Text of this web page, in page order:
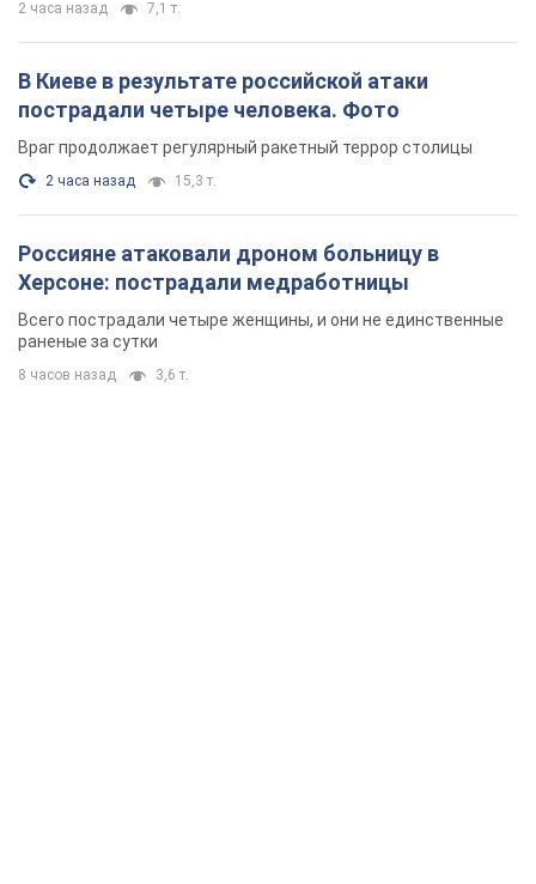
2 часа назад 7,1 т.
В Киеве в результате российской атаки
пострадали четыре человека. Фото
Враг продолжает регулярный ракетный террор столицы
2 часа назад 15,3 т.
Россияне атаковали дроном больницу в
Херсоне: пострадали медработницы
Всего пострадали четыре женщины, и они не единственные
раненые за сутки
8 часов назад 3,6 т.